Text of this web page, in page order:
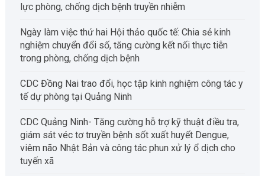
lực phòng, chống dịch bệnh truyền nhiễm
Ngày làm việc thứ hai Hội thảo quốc tế: Chia sẻ kinh
nghiệm chuyển đổi số, tăng cường kết nối thực tiễn
trong phòng, chống dịch bệnh
CDC Đồng Nai trao đổi, học tập kinh nghiệm công tác y
tế dự phòng tại Quảng Ninh
CDC Quảng Ninh- Tăng cường hỗ trợ kỹ thuật điều tra,
giám sát véc tơ truyền bệnh sốt xuất huyết Dengue,
viêm não Nhật Bản và công tác phun xử lý ổ dịch cho
tuyến xã